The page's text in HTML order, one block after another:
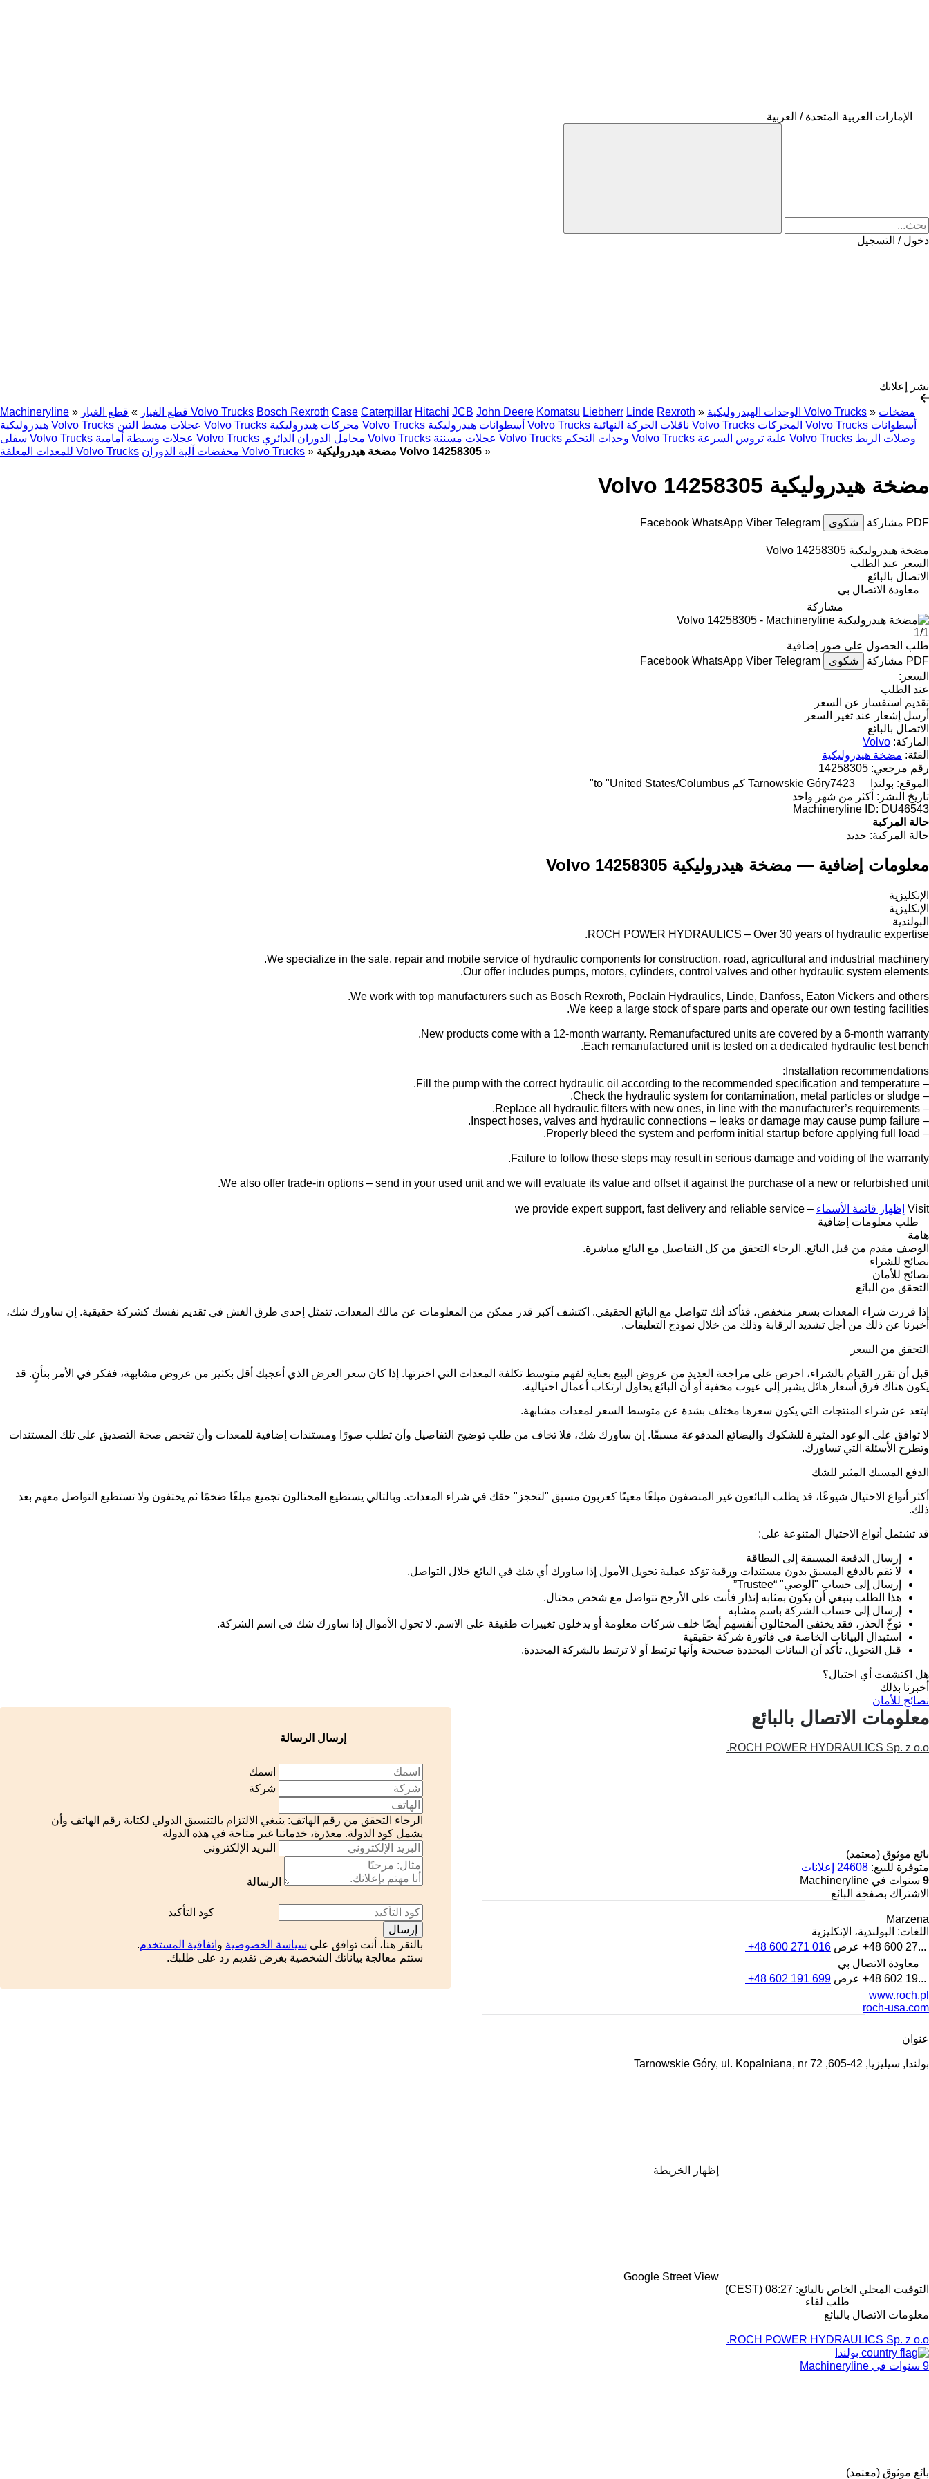
الإمارات العربية المتحدة / العربية
دخول / التسجيل
نشر إعلانك
Machineryline » قطع الغيار » قطع الغيار Volvo Trucks Bosch Rexroth Case Caterpillar Hitachi JCB John Deere Komatsu Liebherr Linde Rexroth » الوحدات الهيدروليكية Volvo Trucks » مضخات
هيدروليكية Volvo Trucks
عجلات مشط التبن Volvo Trucks محركات هيدروليكية Volvo Trucks أسطوانات هيدروليكية Volvo Trucks ناقلات الحركة النهائية Volvo Trucks المحركات Volvo Trucks أسطوانات
سفلى Volvo Trucks
عجلات وسيطة أمامية Volvo Trucks محامل الدوران الدائري Volvo Trucks عجلات مسننة Volvo Trucks وحدات التحكم Volvo Trucks علبة تروس السرعة Volvo Trucks وصلات الربط
للمعدات المعلقة Volvo Trucks
مخفضات آلية الدوران Volvo Trucks » مضخة هيدروليكية Volvo 14258305 »
مضخة هيدروليكية Volvo 14258305
PDF مشاركة شكوى Facebook WhatsApp Viber Telegram
مضخة هيدروليكية Volvo 14258305
السعر عند الطلب
الاتصال بالبائع
معاودة الاتصال بي
مشاركة
1/1
طلب الحصول على صور إضافية
PDF مشاركة شكوى Facebook WhatsApp Viber Telegram
السعر:
عند الطلب
تقديم استفسار عن السعر
أرسل إشعار عند تغير السعر
الاتصال بالبائع
الماركة: Volvo
الفئة: مضخة هيدروليكية
رقم مرجعي: 14258305
الموقع: بولندا Tarnowskie Góry7423 كم to "United States/Columbus"
تاريخ النشر: أكثر من شهر واحد
Machineryline ID: DU46543
حالة المركبة
حالة المركبة: جديد
معلومات إضافية — مضخة هيدروليكية Volvo 14258305
الإنكليزية
الإنكليزية
البولندية
ROCH POWER HYDRAULICS – Over 30 years of hydraulic expertise.
We specialize in the sale, repair and mobile service of hydraulic components for construction, road, agricultural and industrial machinery.
Our offer includes pumps, motors, cylinders, control valves and other hydraulic system elements.
We work with top manufacturers such as Bosch Rexroth, Poclain Hydraulics, Linde, Danfoss, Eaton Vickers and others.
We keep a large stock of spare parts and operate our own testing facilities.
New products come with a 12-month warranty. Remanufactured units are covered by a 6-month warranty.
Each remanufactured unit is tested on a dedicated hydraulic test bench.
Installation recommendations:
– Fill the pump with the correct hydraulic oil according to the recommended specification and temperature.
– Check the hydraulic system for contamination, metal particles or sludge.
– Replace all hydraulic filters with new ones, in line with the manufacturer’s requirements.
– Inspect hoses, valves and hydraulic connections – leaks or damage may cause pump failure.
– Properly bleed the system and perform initial startup before applying full load.
Failure to follow these steps may result in serious damage and voiding of the warranty.
We also offer trade-in options – send in your used unit and we will evaluate its value and offset it against the purchase of a new or refurbished unit.
Visit إظهار قائمة الأسماء – we provide expert support, fast delivery and reliable service
طلب معلومات إضافية
هامة
الوصف مقدم من قبل البائع. الرجاء التحقق من كل التفاصيل مع البائع مباشرة.
نصائح للشراء
نصائح للأمان
التحقق من البائع
إذا قررت شراء المعدات بسعر منخفض، فتأكد أنك تتواصل مع البائع الحقيقي. اكتشف أكبر قدر ممكن من المعلومات عن مالك المعدات. تتمثل إحدى طرق الغش في تقديم نفسك كشركة حقيقية. إن ساورك شك،
أخبرنا عن ذلك من أجل تشديد الرقابة وذلك من خلال نموذج التعليقات.
التحقق من السعر
قبل أن تقرر القيام بالشراء، احرص على مراجعة العديد من عروض البيع بعناية لفهم متوسط تكلفة المعدات التي اخترتها. إذا كان سعر العرض الذي أعجبك أقل بكثير من عروض مشابهة، ففكر في الأمر بتأنٍ. قد
يكون هناك فرق أسعار هائل يشير إلى عيوب مخفية أو أن البائع يحاول ارتكاب أعمال احتيالية.
ابتعد عن شراء المنتجات التي يكون سعرها مختلف بشدة عن متوسط السعر لمعدات مشابهة.
لا توافق على الوعود المثيرة للشكوك والبضائع المدفوعة مسبقًا. إن ساورك شك، فلا تخاف من طلب توضيح التفاصيل وأن تطلب صورًا ومستندات إضافية للمعدات وأن تفحص صحة التصديق على تلك المستندات
وتطرح الأسئلة التي تساورك.
الدفع المسبك المثير للشك
أكثر أنواع الاحتيال شيوعًا، قد يطلب البائعون غير المنصفون مبلغًا معينًا كعربون مسبق "لتحجز" حقك في شراء المعدات. وبالتالي يستطيع المحتالون تجميع مبلغًا ضخمًا ثم يختفون ولا تستطيع التواصل معهم بعد
ذلك.
قد تشتمل أنواع الاحتيال المتنوعة على:
إرسال الدفعة المسبقة إلى البطاقة
لا تقم بالدفع المسبق بدون مستندات ورقية تؤكد عملية تحويل الأمول إذا ساورك أي شك في البائع خلال التواصل.
إرسال إلى حساب "الوصي" “Trustee”
هذا الطلب ينبغي أن يكون بمثابه إنذار فأنت على الأرجح تتواصل مع شخص محتال.
إرسال إلى حساب الشركة باسم مشابه
توخّ الحذر، فقد يختفي المحتالون أنفسهم أيضًا خلف شركات معلومة أو يدخلون تغييرات طفيفة على الاسم. لا تحول الأموال إذا ساورك شك في اسم الشركة.
استبدال البيانات الخاصة في فاتورة شركة حقيقية
قبل التحويل، تأكد أن البيانات المحددة صحيحة وأنها ترتبط أو لا ترتبط بالشركة المحددة.
هل اكتشفت أي احتيال؟
أخبرنا بذلك
نصائح للأمان
معلومات الاتصال بالبائع
ROCH POWER HYDRAULICS Sp. z o.o.
بائع موثوق (معتمد)
متوفرة للبيع: 24608 إعلانات
9 سنوات في Machineryline
الاشتراك بصفحة البائع
Marzena
اللغات: البولندية، الإنكليزية
+48 600 27... عرض +48 600 271 016
معاودة الاتصال بي
+48 602 19... عرض +48 602 191 699
www.roch.pl
roch-usa.com
عنوان
بولندا, سيليزيا, 42-605, Tarnowskie Góry, ul. Kopalniana, nr 72
إظهار الخريطة
Google Street View
التوقيت المحلي الخاص بالبائع: 08:27 (CEST)
طلب لقاء
إرسال الرسالة
اسمك
شركة
الرجاء التحقق من رقم الهاتف: ينبغي الالتزام بالتنسيق الدولي لكتابة رقم الهاتف وأن
يشمل كود الدولة. معذرة، خدماتنا غير متاحة في هذه الدولة
البريد الإلكتروني
الرسالة
كود التأكيد
بالنقر هنا، أنت توافق على سياسة الخصوصية و اتفاقية المستخدم.
ستتم معالجة بياناتك الشخصية بغرض تقديم رد على طلبك.
معلومات الاتصال بالبائع
ROCH POWER HYDRAULICS Sp. z o.o.
بولندا
9 سنوات في Machineryline
بائع موثوق (معتمد)